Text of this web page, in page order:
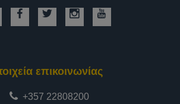
επικοινωνίας
+357 22808200